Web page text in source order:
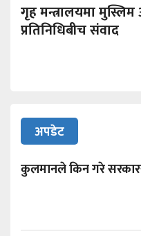
गृह मन्त्रालयमा
प्रतिनिधिबीच संवाद
अपडेट
कुलमानले किन गरे